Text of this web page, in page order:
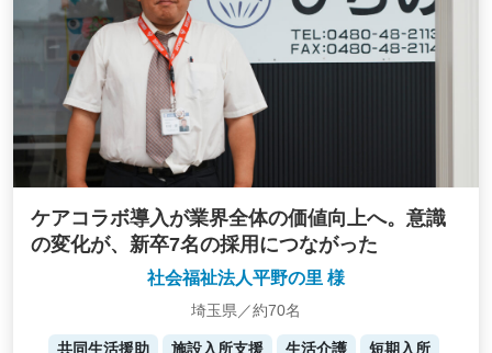
ケアコラボ導入が業界全体の価値向上へ。意識
の変化が、新卒7名の採用につながった
社会福祉法人平野の里 様
埼玉県／約70名
共同生活援助 施設入所支援 生活介護
短期入所